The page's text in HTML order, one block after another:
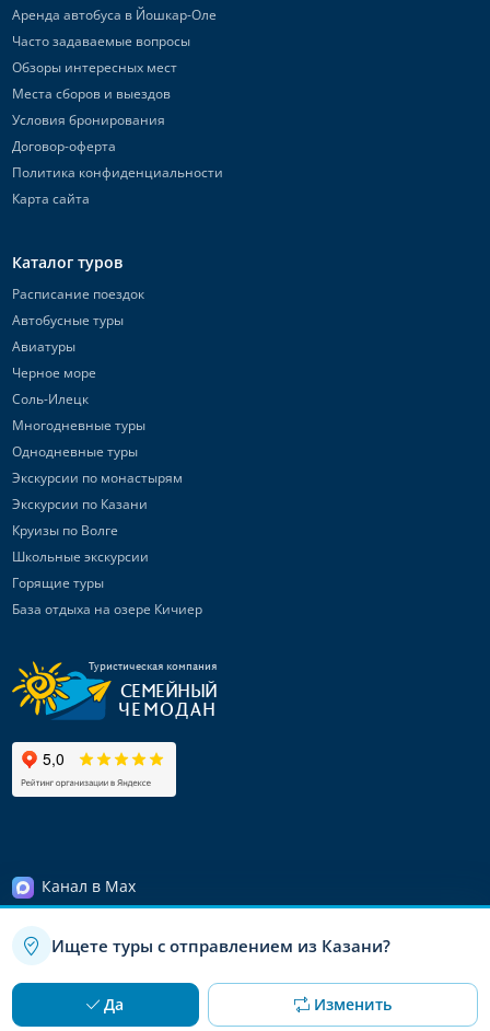
Ищете туры с отправлением из Казани?
Да Изменить
Аренда автобуса в Йошкар-Оле
Часто задаваемые вопросы
Обзоры интересных мест
Места сборов и выездов
Условия бронирования
Договор-оферта
Политика конфиденциальности
Карта сайта
Каталог туров
Расписание поездок
Автобусные туры
Авиатуры
Черное море
Соль-Илецк
Многодневные туры
Однодневные туры
Экскурсии по монастырям
Экскурсии по Казани
Круизы по Волге
Школьные экскурсии
Горящие туры
База отдыха на озере Кичиер
Туристическая компания
СЕМЕЙНЫЙ
ЧЕМОДАН
Канал в Max
Канал ВКонтакте
© 2008 – 2026 «Семейный чемодан»
Используя данный сайт, вы даете согласие на использование
файлов cookie